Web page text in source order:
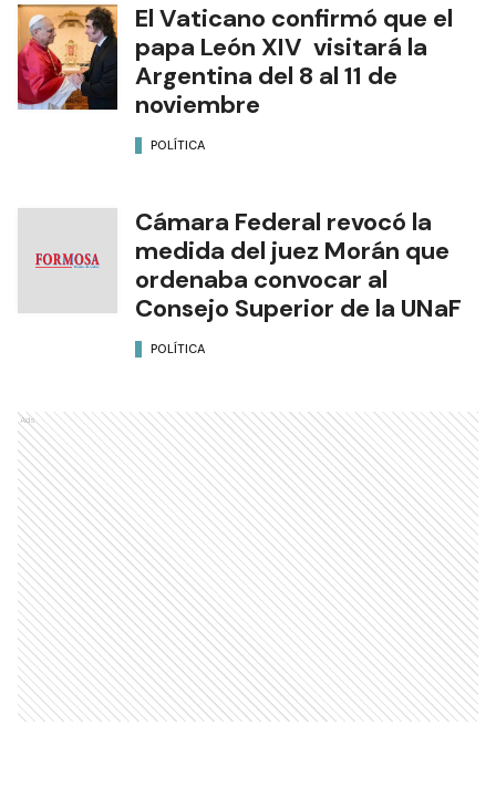
El Vaticano confirmó que el
papa León XIV visitará la
Argentina del 8 al 11 de
noviembre
POLÍTICA
Cámara Federal revocó la
medida del juez Morán que
ordenaba convocar al
Consejo Superior de la UNaF
POLÍTICA
Ads